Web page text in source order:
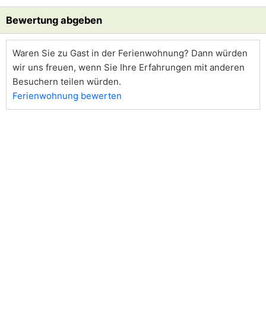
Bewertung abgeben
Waren Sie zu Gast in der Ferienwohnung? Dann würden
wir uns freuen, wenn Sie Ihre Erfahrungen mit anderen
Besuchern teilen würden.
Ferienwohnung bewerten